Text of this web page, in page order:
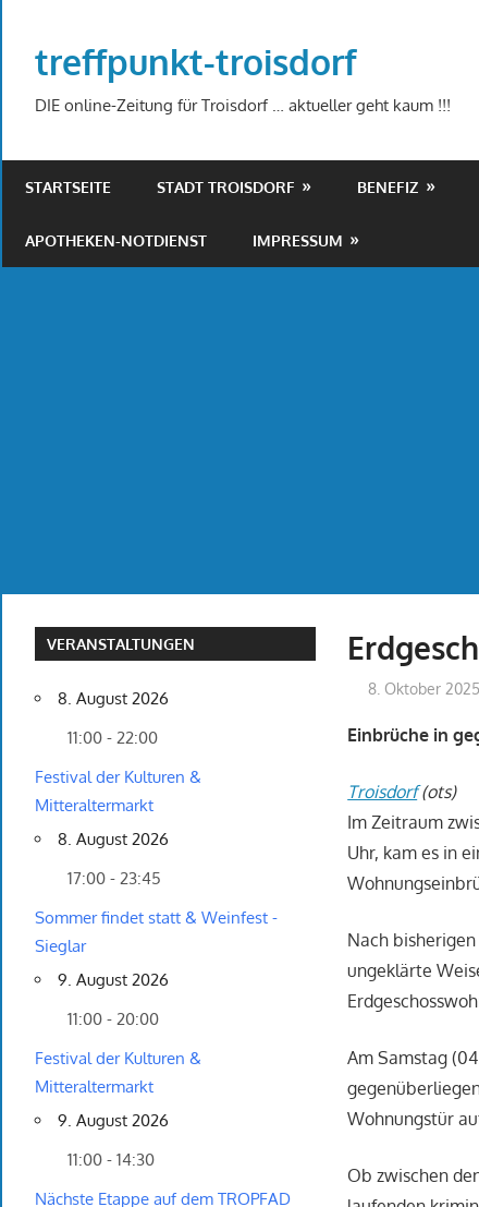
springen
treffpunkt-troisdorf
DIE online-Zeitung für Troisdorf … aktueller geht kaum !!!
STARTSEITE STADT TROISDORF BENEFIZ
APOTHEKEN-NOTDIENST IMPRESSUM
8. Oktober 2025
Einbrüche in
Troisdorf(ots)
Im Zeitraum
Uhr, kam es in
Nach
ungeklärte
Am Samstag
Wohnungstür
Ob zwischen
VERANSTALTUNGEN
8. August 2026
11:00 - 22:00
Festival der Kulturen &
Mitteraltermarkt
8. August 2026
17:00 - 23:45
Sommer findet statt & Weinfest -
Sieglar
9. August 2026
11:00 - 20:00
Festival der Kulturen &
Mitteraltermarkt
9. August 2026
11:00 - 14:30
Nächste Etappe auf dem TROPFAD